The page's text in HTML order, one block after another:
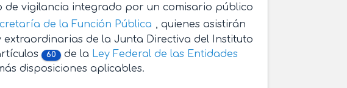
de vigilancia integrado por un comisario público
de la Función Pública , quienes asistirán
de la Junta Directiva del Instituto
60 de la Ley Federal de las Entidades
disposiciones aplicables.